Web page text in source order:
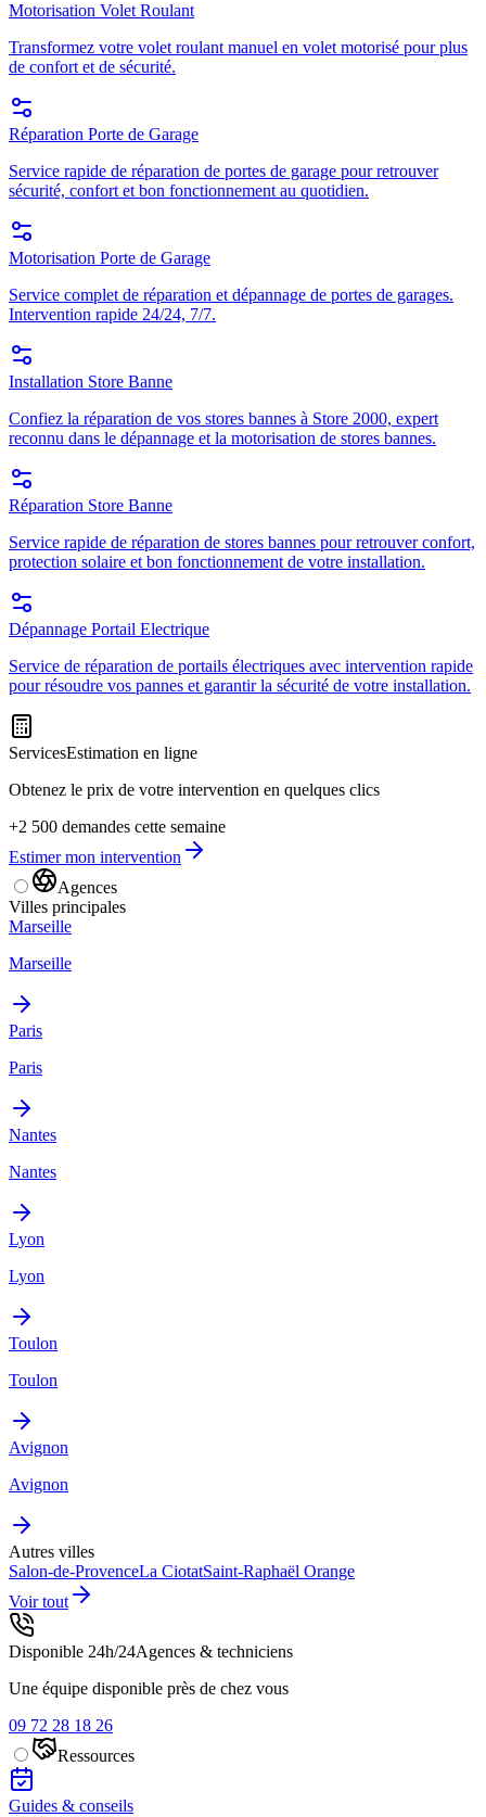
Motorisation Volet Roulant
Transformez votre volet roulant manuel en volet motorisé pour plus
de confort et de sécurité.
Réparation Porte de Garage
Service rapide de réparation de portes de garage pour retrouver
sécurité, confort et bon fonctionnement au quotidien.
Motorisation Porte de Garage
Service complet de réparation et dépannage de portes de garages.
Intervention rapide 24/24, 7/7.
Installation Store Banne
Confiez la réparation de vos stores bannes à Store 2000, expert
reconnu dans le dépannage et la motorisation de stores bannes.
Réparation Store Banne
Service rapide de réparation de stores bannes pour retrouver confort,
protection solaire et bon fonctionnement de votre installation.
Dépannage Portail Electrique
Service de réparation de portails électriques avec intervention rapide
pour résoudre vos pannes et garantir la sécurité de votre installation.
ServicesEstimation en ligne
Obtenez le prix de votre intervention en quelques clics
+2 500 demandes cette semaine
Estimer mon intervention
Agences
Villes principales
Marseille
Marseille
Paris
Paris
Nantes
Nantes
Lyon
Lyon
Toulon
Toulon
Avignon
Avignon
Autres villes
Salon-de-ProvenceLa CiotatSaint-Raphaël Orange
Voir tout
Disponible 24h/24Agences & techniciens
Une équipe disponible près de chez vous
09 72 28 18 26
Ressources
Guides & conseils